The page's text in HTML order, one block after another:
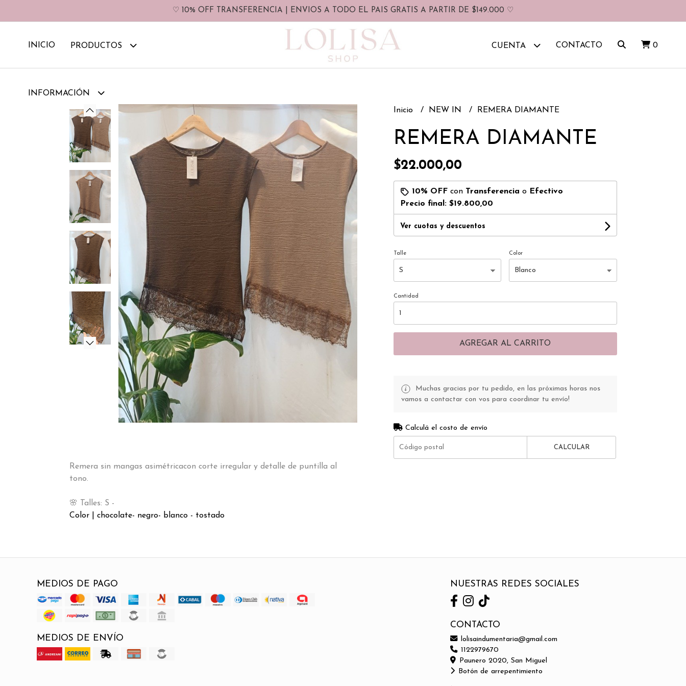
♡ 10% OFF TRANSFERENCIA | ENVIOS A TODO EL PAIS GRATIS A PARTIR DE $149.000 ♡
INICIO PRODUCTOS
INFORMACIÓN
CUENTA CONTACTO 0
Remera sin mangas asimétricacon corte irregular y detalle de puntilla al
tono.
🌸 Talles: S -
Color | chocolate- negro- blanco - tostado
Inicio NEW IN REMERA DIAMANTE
REMERA DIAMANTE
$22.000,00
10% OFFcon Transferencia o Efectivo
Precio final: $19.800,00
Ver cuotas y descuentos
Talle Color
Cantidad
AGREGAR AL CARRITO
Muchas gracias por tu pedido, en las próximas horas nos
vamos a contactar con vos para coordinar tu envío!
Calculá el costo de envío
CALCULAR
MEDIOS DE PAGO
MEDIOS DE ENVÍO
NUESTRAS REDES SOCIALES
CONTACTO
lolisaindumentaria@gmail.com
1122979670
Paunero 2020, San Miguel
Botón de arrepentimiento